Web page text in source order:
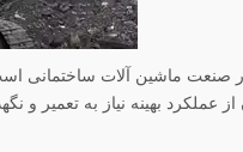
صنعت ماشین آلات ساختمانی
از عملکرد بهینه نیاز به تعمیر